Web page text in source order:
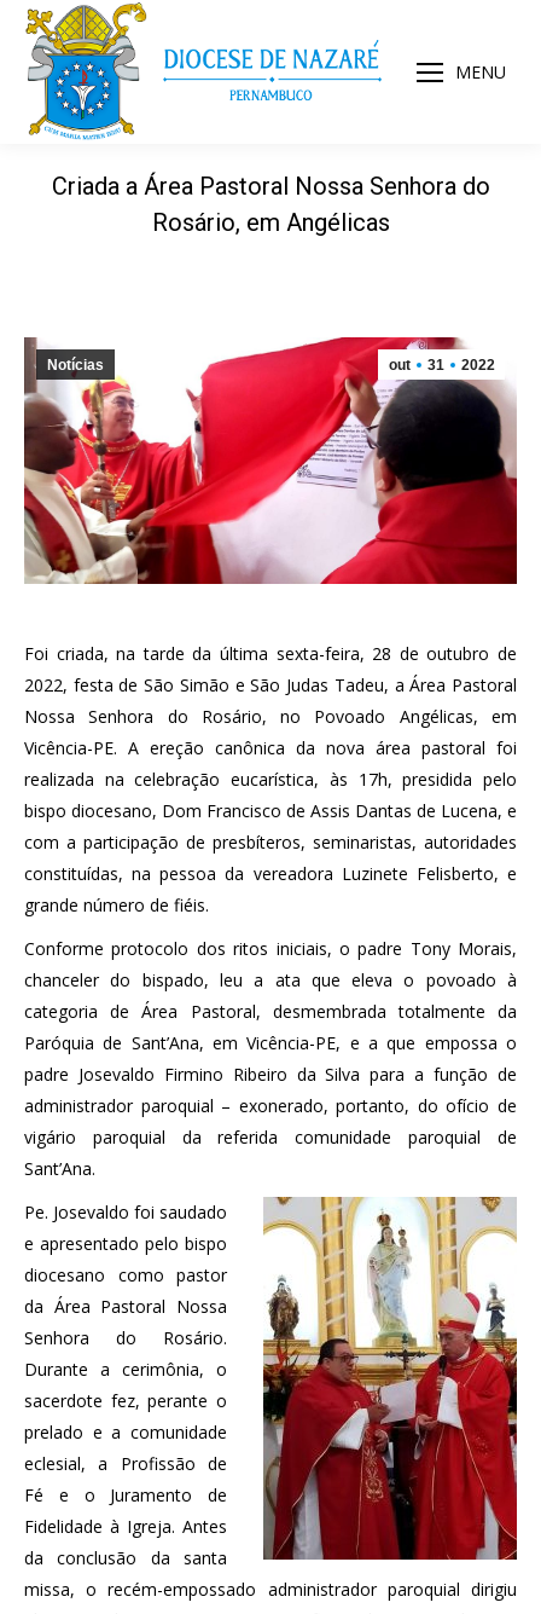
MENU
Criada a Área Pastoral Nossa Senhora do
Rosário, em Angélicas
out 31 2022
Notícias
Foi criada, na tarde da última sexta-feira, 28 de outubro de
2022, festa de São Simão e São Judas Tadeu, a Área Pastoral
Nossa Senhora do Rosário, no Povoado Angélicas, em
Vicência-PE. A ereção canônica da nova área pastoral foi
realizada na celebração eucarística, às 17h, presidida pelo
bispo diocesano, Dom Francisco de Assis Dantas de Lucena, e
com a participação de presbíteros, seminaristas, autoridades
constituídas, na pessoa da vereadora Luzinete Felisberto, e
grande número de fiéis.
Conforme protocolo dos ritos iniciais, o padre Tony Morais,
chanceler do bispado, leu a ata que eleva o povoado à
categoria de Área Pastoral, desmembrada totalmente da
Paróquia de Sant’Ana, em Vicência-PE, e a que empossa o
padre Josevaldo Firmino Ribeiro da Silva para a função de
administrador paroquial – exonerado, portanto, do ofício de
vigário paroquial da referida comunidade paroquial de
Sant’Ana.
Pe. Josevaldo foi saudado
e apresentado pelo bispo
diocesano como pastor
da Área Pastoral Nossa
Senhora do Rosário.
Durante a cerimônia, o
sacerdote fez, perante o
prelado e a comunidade
eclesial, a Profissão de
Fé e o Juramento de
Fidelidade à Igreja. Antes
da conclusão da santa
missa, o recém-empossado administrador paroquial dirigiu